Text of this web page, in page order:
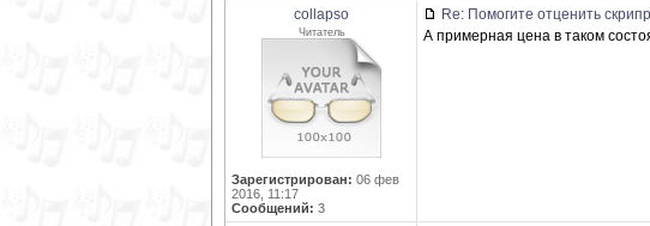
collapso
Читатель
Зарегистрирован: 06 фев
2016, 11:17
Сообщений: 3
Re: Помогите отценить
А примерная цена в таком